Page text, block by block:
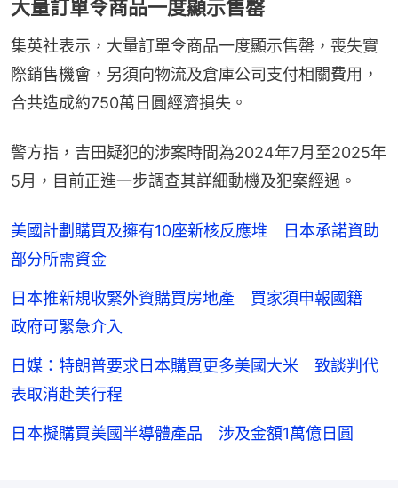
大量訂單令商品一度顯示售罄
集英社表示，大量訂單令商品一度顯示售罄，喪失實
際銷售機會，另須向物流及倉庫公司支付相關費用，
合共造成約750萬日圓經濟損失。
警方指，吉田疑犯的涉案時間為2024年7月至2025年
5月，目前正進一步調查其詳細動機及犯案經過。
美國計劃購買及擁有10座新核反應堆 日本承諾資助
部分所需資金
日本推新規收緊外資購買房地產 買家須申報國籍
政府可緊急介入
日媒：特朗普要求日本購買更多美國大米 致談判代
表取消赴美行程
日本擬購買美國半導體產品 涉及金額1萬億日圓